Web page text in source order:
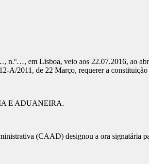
Lisboa, veio aos 22.07.2016, ao abrigo
A/2011, de 22 Março, requerer a
E ADUANEIRA.
(CAAD) designou a ora signatária